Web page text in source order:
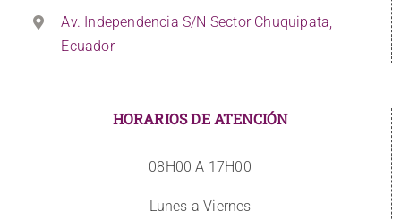
Av. Independencia S/N Sector Chuquipata,
Ecuador
HORARIOS DE ATENCIÓN
08H00 A 17H00
Lunes a Viernes